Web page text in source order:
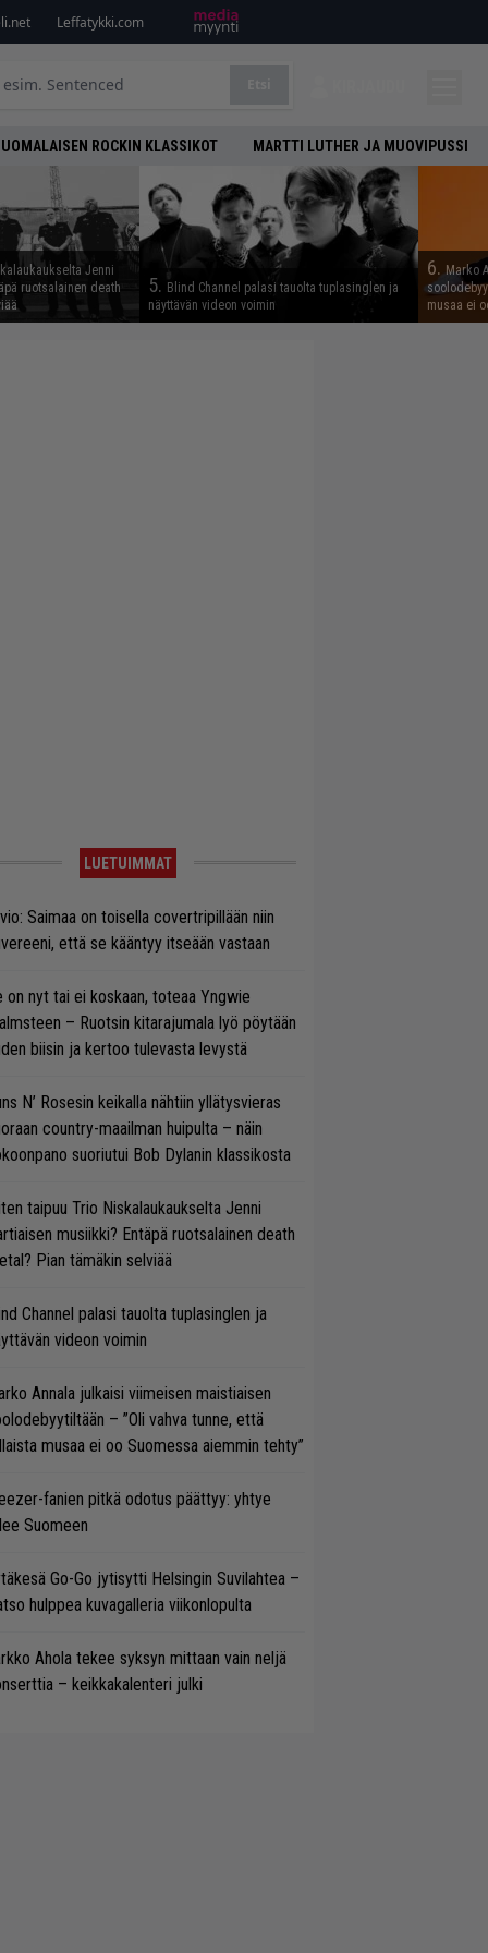
Leffatykki.com
ROCKIN KLASSIKOT MARTTI LUTHER JA MUOVIPUSSI
Jenni
ruotsalainen death
5. Blind Channel palasi tauolta tuplasinglen ja
näyttävän videon voimin
6. Marko
musaa ei
LUETUIMMAT
Saimaa on toisella covertripillään niin
että se kääntyy itseään vastaan
on nyt tai ei koskaan, toteaa Yngwie
– Ruotsin kitarajumala lyö pöytään
biisin ja kertoo tulevasta levystä
N’ Rosesin keikalla nähtiin yllätysvieras
country-maailman huipulta – näin
suoriutui Bob Dylanin klassikosta
taipuu Trio Niskalaukaukselta Jenni
musiikki? Entäpä ruotsalainen death
Pian tämäkin selviää
Channel palasi tauolta tuplasinglen ja
videon voimin
Annala julkaisi viimeisen maistiaisen
– ”Oli vahva tunne, että
musaa ei oo Suomessa aiemmin tehty”
fanien pitkä odotus päättyy: yhtye
Suomeen
Go-Go jytisytti Helsingin Suvilahtea –
hulppea kuvagalleria viikonlopulta
Ahola tekee syksyn mittaan vain neljä
– keikkakalenteri julki